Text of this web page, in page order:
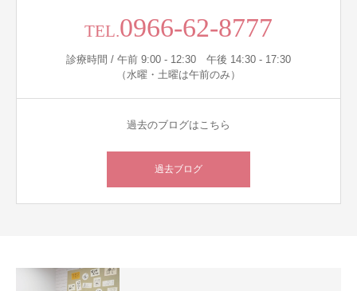
TEL.0966-62-8777
診療時間 / 午前 9:00 - 12:30 午後 14:30 - 17:30
（水曜・土曜は午前のみ）
過去のブログはこちら
過去ブログ